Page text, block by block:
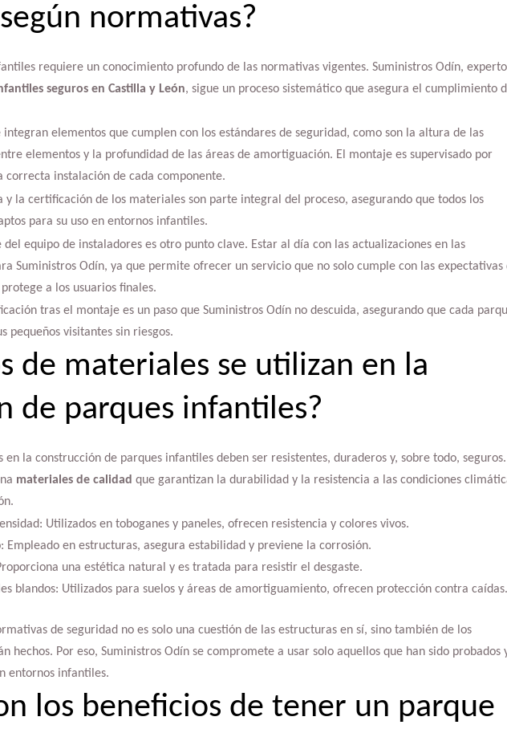
normativas?
requiere un conocimiento profundo de las normativas vigentes. Suministros Odín,
seguros en Castilla y León, sigue un proceso sistemático que asegura el cumplimiento
integran elementos que cumplen con los estándares de seguridad, como son la altura de las
elementos y la profundidad de las áreas de amortiguación. El montaje es supervisado por
correcta instalación de cada componente.
y la certificación de los materiales son parte integral del proceso, asegurando que todos los
para su uso en entornos infantiles.
del equipo de instaladores es otro punto clave. Estar al día con las actualizaciones en las
Suministros Odín, ya que permite ofrecer un servicio que no solo cumple con las expectativas
a los usuarios finales.
tras el montaje es un paso que Suministros Odín no descuida, asegurando que cada
pequeños visitantes sin riesgos.
de materiales se utilizan en la
de parques infantiles?
en la construcción de parques infantiles deben ser resistentes, duraderos y, sobre todo, seguros.
materiales de calidad que garantizan la durabilidad y la resistencia a las condiciones
Utilizados en toboganes y paneles, ofrecen resistencia y colores vivos.
Empleado en estructuras, asegura estabilidad y previene la corrosión.
una estética natural y es tratada para resistir el desgaste.
blandos: Utilizados para suelos y áreas de amortiguamiento, ofrecen protección contra caídas.
de seguridad no es solo una cuestión de las estructuras en sí, sino también de los
hechos. Por eso, Suministros Odín se compromete a usar solo aquellos que han sido probados
entornos infantiles.
los beneficios de tener un parque